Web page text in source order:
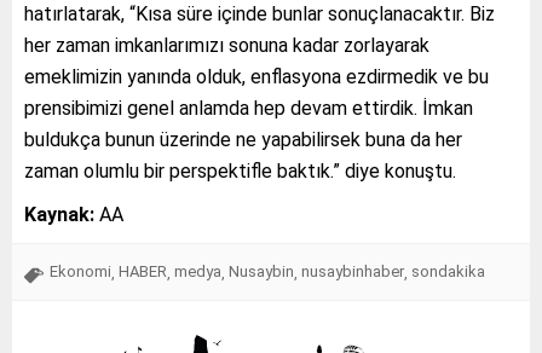
hatırlatarak, “Kısa süre içinde bunlar sonuçlanacaktır. Biz
her zaman imkanlarımızı sonuna kadar zorlayarak
emeklimizin yanında olduk, enflasyona ezdirmedik ve bu
prensibimizi genel anlamda hep devam ettirdik. İmkan
buldukça bunun üzerinde ne yapabilirsek buna da her
zaman olumlu bir perspektifle baktık.” diye konuştu.
Kaynak: AA
Ekonomi HABER medya Nusaybin nusaybinhaber sondakika